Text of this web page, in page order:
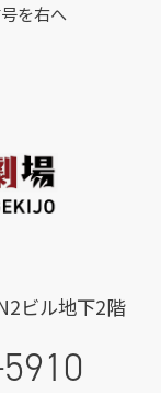
ビル地下2階
を右へ